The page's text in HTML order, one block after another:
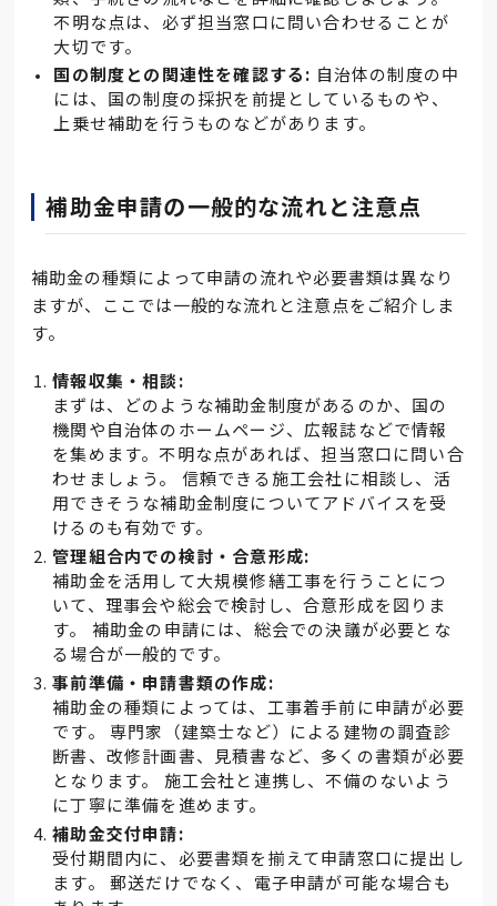
不明な点は、必ず担当窓口に問い合わせることが
大切です。
国の制度との関連性を確認する: 自治体の制度の中
には、国の制度の採択を前提としているものや、
上乗せ補助を行うものなどがあります。
補助金申請の一般的な流れと注意点
補助金の種類によって申請の流れや必要書類は異なり
ますが、ここでは一般的な流れと注意点をご紹介しま
す。
情報収集・相談:
まずは、どのような補助金制度があるのか、国の
機関や自治体のホームページ、広報誌などで情報
を集めます。不明な点があれば、担当窓口に問い合
わせましょう。 信頼できる施工会社に相談し、活
用できそうな補助金制度についてアドバイスを受
けるのも有効です。
管理組合内での検討・合意形成:
補助金を活用して大規模修繕工事を行うことにつ
いて、理事会や総会で検討し、合意形成を図りま
す。 補助金の申請には、総会での決議が必要とな
る場合が一般的です。
事前準備・申請書類の作成:
補助金の種類によっては、工事着手前に申請が必要
です。 専門家（建築士など）による建物の調査診
断書、改修計画書、見積書など、多くの書類が必要
となります。 施工会社と連携し、不備のないよう
に丁寧に準備を進めます。
補助金交付申請:
受付期間内に、必要書類を揃えて申請窓口に提出し
ます。 郵送だけでなく、電子申請が可能な場合も